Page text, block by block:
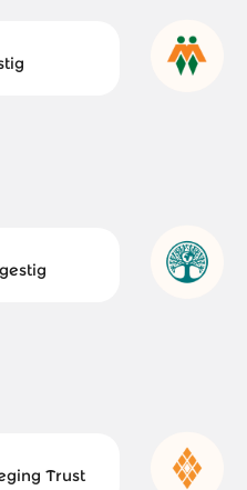
Trust